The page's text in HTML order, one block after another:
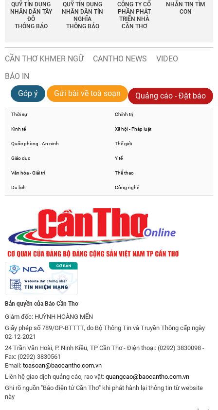
QUỸ TÍN DỤNG
NHÂN DÂN TÂY
ĐÔ
THÔNG BÁO
QUỸ TÍN DỤNG
NHÂN DÂN TÍN
NGHĨA
THÔNG BÁO
CÔNG TY CỔ
PHẦN PHÁT
TRIỂN NHÀ
CẦN THƠ
NHẮN TIN TÌM
CON
CẦN THƠ KHMER NGỮ CANTHO NEWS
VIDEO
BÁO IN
Góp ý
Gửi bài về toà soạn Quảng cáo - Đặt báo
Thời sự Chính trị
Kinh tế Xã hội - Pháp luật
Quốc phòng - An ninh Thế giới
Giáo dục Y tế
Văn hóa - Giải trí Thể thao
Du lịch Công nghệ
Bản quyền của Báo Cần Thơ
Giám đốc: HUỲNH HOÀNG MẾN
Giấy phép số 789/GP-BTTTT, do Bộ Thông Tin và Truyền Thông cấp ngày
02-12-2021
24 Trần Văn Hoài, P. Ninh Kiều, TP Cần Thơ - Điện thoại: (0292) 3830098 -
Fax: (0292) 3830561
Email: toasoan@baocantho.com.vn
Liên hệ giao dịch quảng cáo, rao vặt: quangcao@baocantho.com.vn
Ghi rõ nguồn "Báo điện tử Cần Thơ" khi phát hành lại thông tin từ website
này